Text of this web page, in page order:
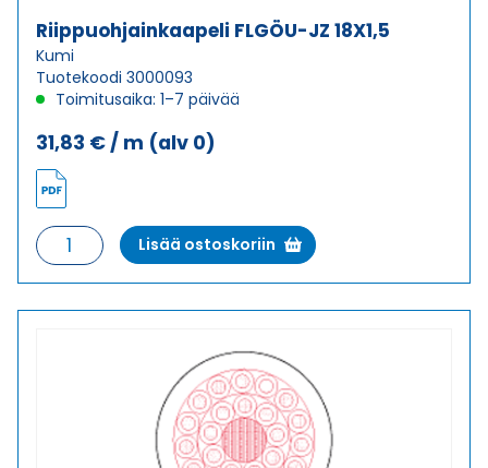
Riippuohjainkaapeli FLGÖU-JZ 18X1,5
Kumi
Tuotekoodi 3000093
Toimitusaika: 1–7 päivää
31,83 € / m (alv 0)
Riippuohjainkaapeli
FLGÖU-
JZ
Lisää ostoskoriin